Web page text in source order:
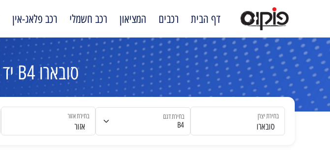
דף הבית רכבים המציאון רכב חשמלי רכב פלאג-אין
סובארו B4 יד שניה למכירה
סובארו
בחירת יצרן בחירת דגם
אזור
בחירת אזור